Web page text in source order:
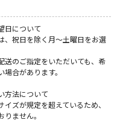
日について
、祝日を除く月～土曜日をお選
送のご指定をいただいても、希
合があります。
方法について
ズが規定を超えているため、
ません。